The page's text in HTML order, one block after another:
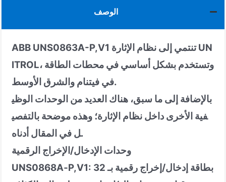
الوصف
ABB UNS0863A-P,V1 تنتمي إلى نظام الإثارة UN
ITROL، وتستخدم بشكل أساسي في محطات الطاقة
في فيتنام والشرق الأوسط.
بالإضافة إلى ما سبق، هناك العديد من الوحدات الوظي
فية الأخرى داخل نظام الإثارة؛ وهذه موضحة بالتفصي
ل في المقال أدناه.
وحدات الإدخال/الإخراج الرقمية
UNS0868A‑P,V1: بطاقة إدخال/إخراج رقمية بـ 32